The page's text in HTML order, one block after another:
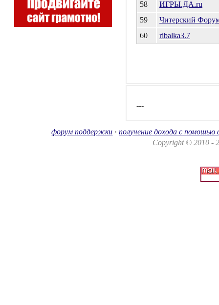
58
ИГРЫ.ДА.ru
59
Читерский
60
ribalka3.7
---
форум поддержки ·получение дохода с помошью
Copyright © 2010 -